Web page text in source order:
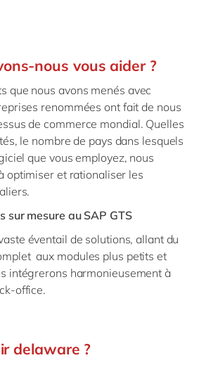
nous vous aider ?
que nous avons menés avec
renommées ont fait de nous
de commerce mondial. Quelles
le nombre de pays dans lesquels
que vous employez, nous
optimiser et rationaliser les
sur mesure au SAP GTS
éventail de solutions, allant du
aux modules plus petits et
intégrerons harmonieusement à
office.
delaware ?